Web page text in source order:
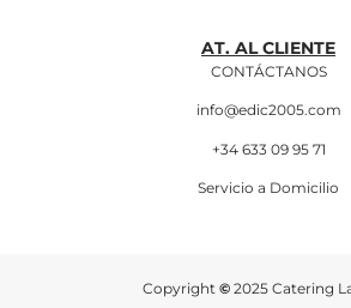
AT. AL CLIENTE
CONTÁCTANOS
info@edic2005.com
+34 633 09 95 71
Servicio a Domicilio
Copyright © 2025 Catering